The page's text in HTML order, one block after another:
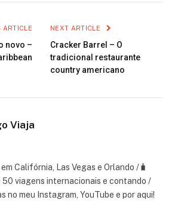
ARTICLE
novo –
NEXT ARTICLE
Cracker Barrel – O
tradicional restaurante
country americano
Viaja
Califórnia, Las Vegas e Orlando /🧳
50 viagens internacionais e contando /
no meu Instagram, YouTube e por aqui!